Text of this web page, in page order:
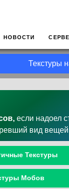
НОВОСТИ
Текстуры
если надоел
вид
Текстуры
Мобов